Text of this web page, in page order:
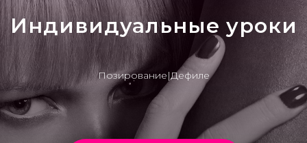
Индивидуальные уроки
Позирование|Дефиле